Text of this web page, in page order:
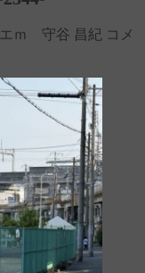
エｍ 守谷 昌紀 コメ